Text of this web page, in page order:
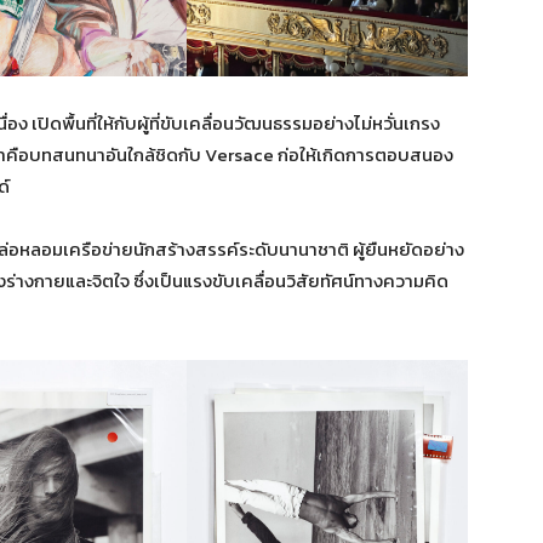
เปิดพื้นที่ให้กับผู้ที่ขับเคลื่อนวัฒนธรรมอย่างไม่หวั่นเกรง
อบทสนทนาอันใกล้ชิดกับ Versace ก่อให้เกิดการตอบสนอง
หลอมเครือข่ายนักสร้างสรรค์ระดับนานาชาติ ผู้ยืนหยัดอย่าง
งกายและจิตใจ ซึ่งเป็นแรงขับเคลื่อนวิสัยทัศน์ทางความคิด